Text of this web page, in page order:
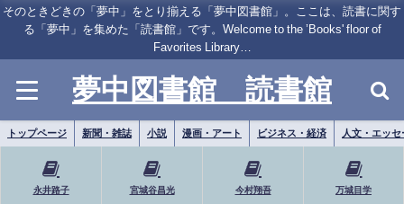
そのときどきの「夢中」をとり揃える「夢中図書館」。ここは、読書に関す
る「夢中」を集めた「読書館」です。Welcome to the ’Books' floor of
Favorites Library…
夢中図書館 読書館
トップページ 新聞・雑誌 小説 漫画・アート ビジネス・経済 人文・エッセ
永井路子 宮城谷昌光 今村翔吾 万城目学